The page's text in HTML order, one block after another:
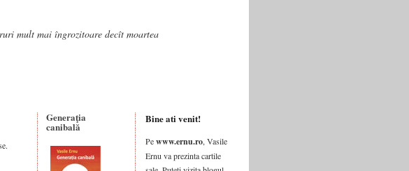
mult mai îngrozitoare decît moartea
Generaţia
canibală
Bine ati venit!
Pewww.ernu.ro, Vasile
Ernu va prezinta cartile